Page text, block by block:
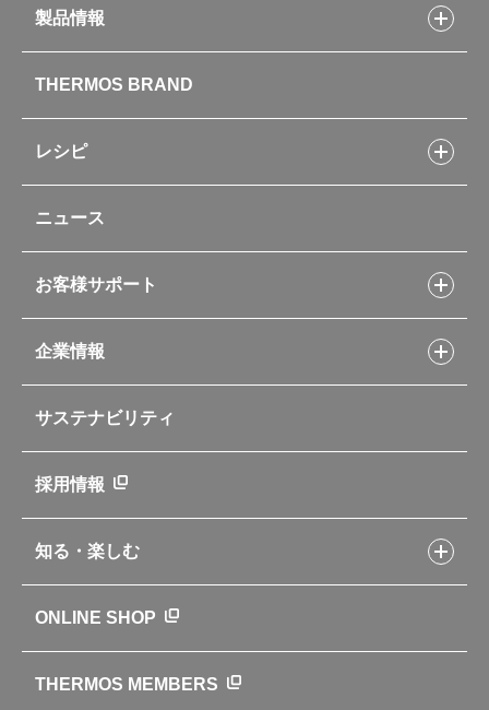
製品情報
水筒
お弁当
キッチン用品
ポット・アイスペール
コーヒーメーカー
ソフトクーラー・バッグ
自転車専用ボトル
アパレル小物
新製品一覧
カタログ
THERMOS BRAND
レシピ
フライパンレシピ
シャトルシェフレシピ
スープジャーレシピ
イージースモーカーレシピ
レシピ本のご紹介
ニュース
お客様サポート
交換用部品の購入方法
部品の種類や販売状況を調べる
よくあるご質問・お問い合わせ
企業情報
企業理念
会社概要
ニュース
世界のサーモス
サーモスの歴史
サステナビリティ
採用情報
知る・楽しむ
クラブサーモス
WEBマガジン
お弁当にエールを込めて
ONLINE SHOP
THERMOS MEMBERS